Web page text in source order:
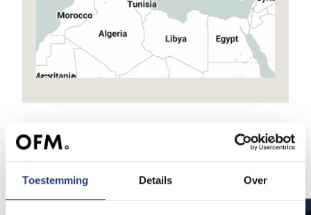
Toestemming Details Over
Ook iets voor jou?